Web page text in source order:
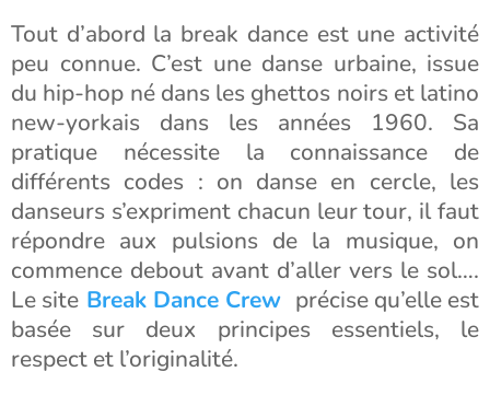
Tout d’abord la break dance est une activité
peu connue. C’est une danse urbaine, issue
du hip-hop né dans les ghettos noirs et latino
new-yorkais dans les années 1960. Sa
pratique nécessite la connaissance de
différents codes : on danse en cercle, les
danseurs s’expriment chacun leur tour, il faut
répondre aux pulsions de la musique, on
commence debout avant d’aller vers le sol….
Le site Break Dance Crew précise qu’elle est
basée sur deux principes essentiels, le
respect et l’originalité.